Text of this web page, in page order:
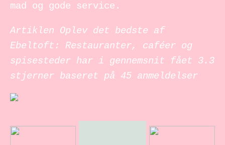
mad og gode service.
Artiklen Oplev det bedste af
Ebeltoft: Restauranter, caféer og
spisesteder har i gennemsnit fået 3.3
stjerner baseret på 45 anmeldelser